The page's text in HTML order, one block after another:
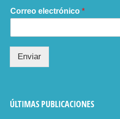
Correo electrónico *
Enviar
ÚLTIMAS PUBLICACIONES